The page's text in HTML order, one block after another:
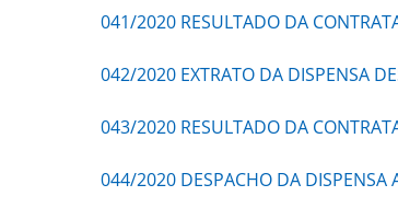
041/2020 RESULTADO DA
042/2020 EXTRATO DA DISPENSA
043/2020 RESULTADO DA
044/2020 DESPACHO DA DISPENSA